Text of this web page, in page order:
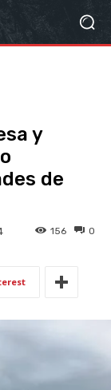
y
de
0
156